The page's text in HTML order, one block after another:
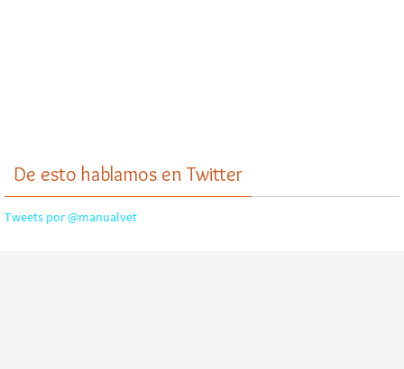
De esto hablamos en Twitter
Tweets por @manualvet